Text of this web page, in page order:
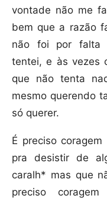
vontade não me
bem que a razão
não foi por falta
tentei, e às vezes
que não tenta
mesmo querendo
só querer.
É preciso
pra desistir de
caralh* mas que
preciso